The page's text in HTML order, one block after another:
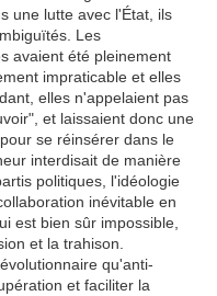
une lutte avec l'État, ils
Les
avaient été pleinement
impraticable et elles
elles n'appelaient pas
et laissaient donc une
se réinsérer dans le
interdisait de manière
politiques, l'idéologie
inévitable en
est bien sûr impossible,
et la trahison.
qu'anti-
et faciliter la